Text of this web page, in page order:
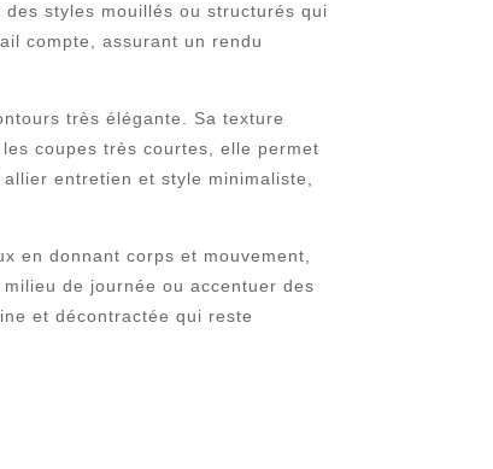
styles mouillés ou structurés qui
compte, assurant un rendu
très élégante. Sa texture
coupes très courtes, elle permet
entretien et style minimaliste,
en donnant corps et mouvement,
de journée ou accentuer des
et décontractée qui reste